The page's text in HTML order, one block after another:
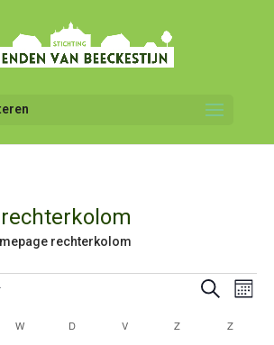
rechterkolom
Zoeken
W WOENSDAG
DDONDERDAG
VVRIJDAG Z ZATERDAG
Z